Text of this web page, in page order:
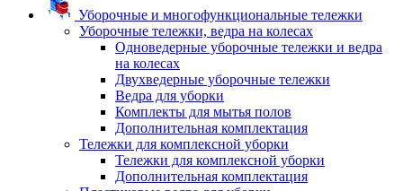
Уборочные и многофункциональные тележки
Уборочные тележки, ведра на колесах
Одноведерные уборочные тележки и ведра
на колесах
Двухведерные уборочные тележки
Ведра для уборки
Комплекты для мытья полов
Дополнительная комплектация
Тележки для комплексной уборки
Тележки для комплексной уборки
Дополнительная комплектация